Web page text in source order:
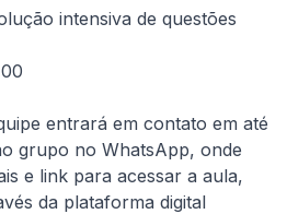
intensiva de questões
entrará em contato em até
grupo no WhatsApp, onde
e link para acessar a aula,
da plataforma digital